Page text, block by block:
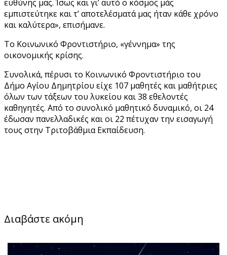
ευθύνης μας. Ίσως και γι’ αυτό ο κόσμος μάς
εμπιστεύτηκε και τ’ αποτελέσματά μας ήταν κάθε χρόνο
και καλύτερα», επισήμανε.
Το Κοινωνικό Φροντιστήριο, «γέννημα» της
οικονομικής κρίσης.
Συνολικά, πέρυσι το Κοινωνικό Φροντιστήριο του
Δήμο Αγίου Δημητρίου είχε 107 μαθητές και μαθήτριες
όλων των τάξεων του λυκείου και 38 εθελοντές
καθηγητές. Από το συνολικό μαθητικό δυναμικό, οι 24
έδωσαν πανελλαδικές και οι 22 πέτυχαν την εισαγωγή
τους στην Τριτοβάθμια Εκπαίδευση.
Διαβάστε ακόμη